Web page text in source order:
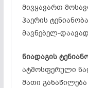
მივყავართ
ჰაერის
მავნებელ-
ნიადაგის
ატმოსფერული
მათი